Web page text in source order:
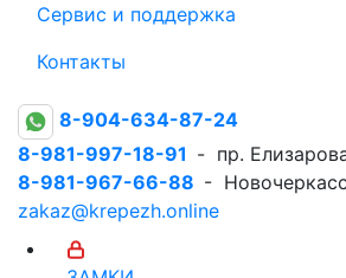
Сервис и поддержка
Контакты
8-904-634-87-24
8-981-997-18-91 - пр.
8-981-967-66-88 -
zakaz@krepezh.online